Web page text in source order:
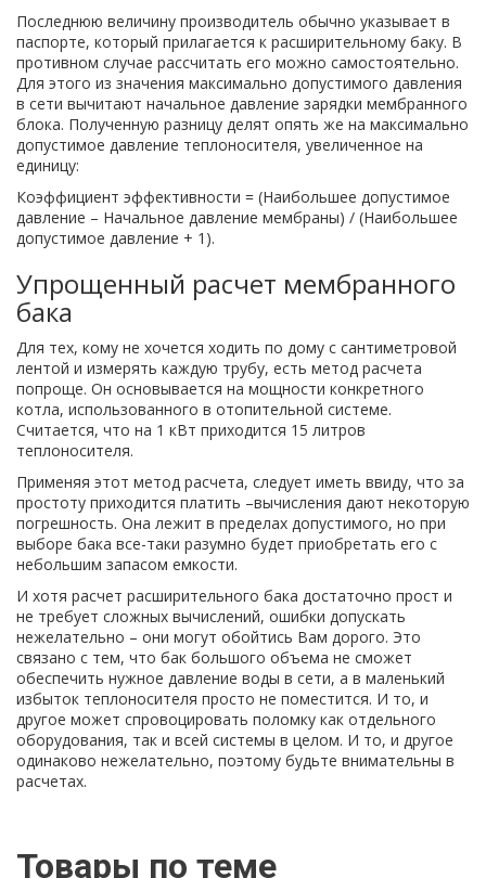
Последнюю величину производитель обычно указывает в
паспорте, который прилагается к расширительному баку. В
противном случае рассчитать его можно самостоятельно.
Для этого из значения максимально допустимого давления
в сети вычитают начальное давление зарядки мембранного
блока. Полученную разницу делят опять же на максимально
допустимое давление теплоносителя, увеличенное на
единицу:
Коэффициент эффективности = (Наибольшее допустимое
давление – Начальное давление мембраны) / (Наибольшее
допустимое давление + 1).
Упрощенный расчет мембранного
бака
Для тех, кому не хочется ходить по дому с сантиметровой
лентой и измерять каждую трубу, есть метод расчета
попроще. Он основывается на мощности конкретного
котла, использованного в отопительной системе.
Считается, что на 1 кВт приходится 15 литров
теплоносителя.
Применяя этот метод расчета, следует иметь ввиду, что за
простоту приходится платить –вычисления дают некоторую
погрешность. Она лежит в пределах допустимого, но при
выборе бака все-таки разумно будет приобретать его с
небольшим запасом емкости.
И хотя расчет расширительного бака достаточно прост и
не требует сложных вычислений, ошибки допускать
нежелательно – они могут обойтись Вам дорого. Это
связано с тем, что бак большого объема не сможет
обеспечить нужное давление воды в сети, а в маленький
избыток теплоносителя просто не поместится. И то, и
другое может спровоцировать поломку как отдельного
оборудования, так и всей системы в целом. И то, и другое
одинаково нежелательно, поэтому будьте внимательны в
расчетах.
Товары по теме